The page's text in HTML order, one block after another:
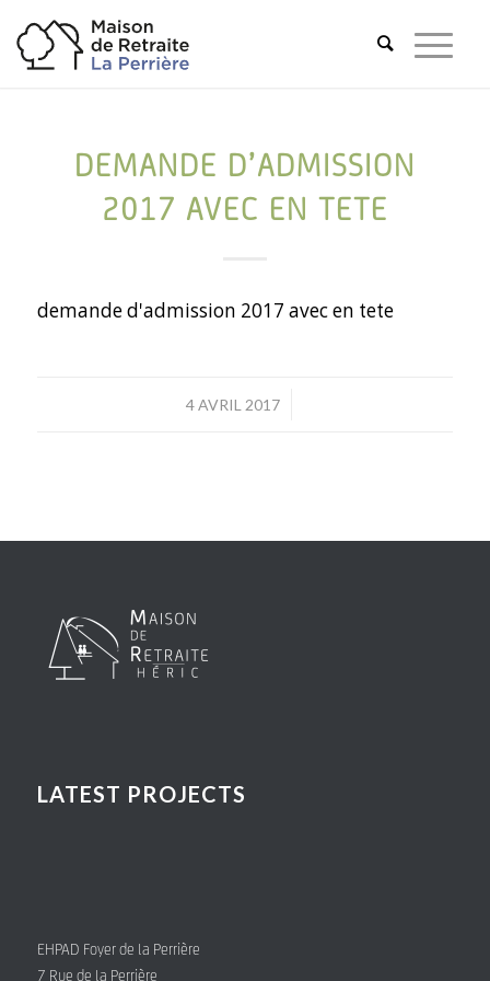
DEMANDE D’ADMISSION
2017 AVEC EN TETE
demande d'admission 2017 avec en tete
4 AVRIL 2017
/
LATEST PROJECTS
EHPAD Foyer de la Perrière
7 Rue de la Perrière